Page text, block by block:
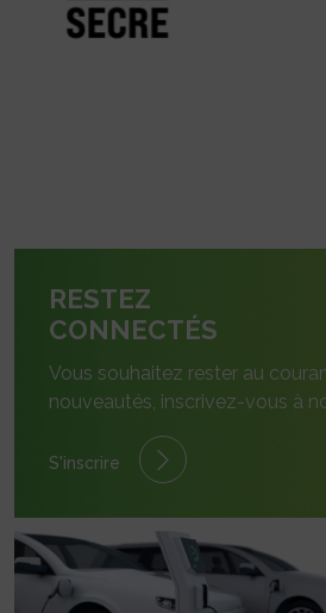
RESTEZ
CONNECTÉS
Vous souhaitez rester au
nouveautés, inscrivez-vous à
S'inscrire